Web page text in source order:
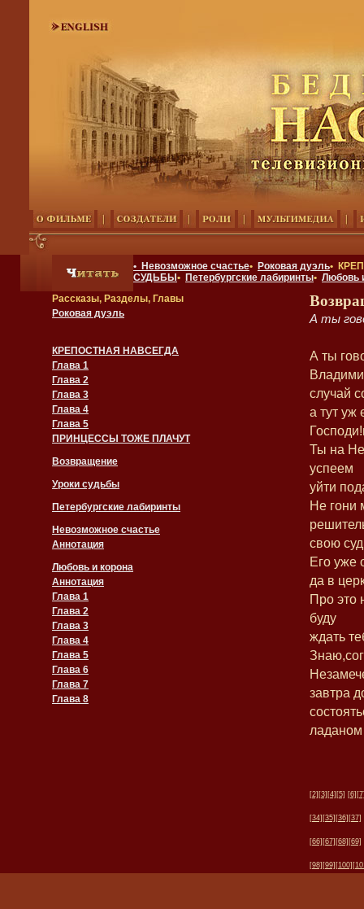
• Невозможное счастье• Роковая дуэль•
СУДЬБЫ • Петербургские лабиринты• Любовь
Рассказы, Разделы, Главы
Роковая дуэль
КРЕПОСТНАЯ НАВСЕГДА
Глава 1
Глава 2
Глава 3
Глава 4
Глава 5
ПРИНЦЕССЫ ТОЖЕ ПЛАЧУТ
Возвращение
Уроки судьбы
Петербургские лабиринты
Невозможное счастье
Аннотация
Любовь и корона
Аннотация
Глава 1
Глава 2
Глава 3
Глава 4
Глава 5
Глава 6
Глава 7
Глава 8
А ты
А ты
случай
а тут уж
Ты на
успеем
уйти
Не гони
свою
Его уже
да в
Про это
буду
ждать
завтра
ладаном
[2] [3] [4] [5] [6]
[34] [35] [36] [37]
[66] [67] [68] [69]
[98] [99] [100]